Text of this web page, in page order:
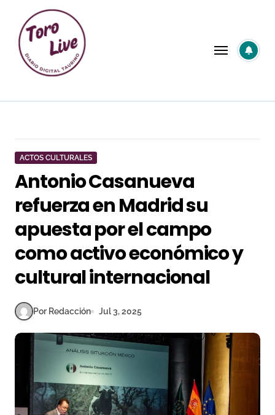
contenido
ACTOS CULTURALES
Antonio Casanueva
refuerza en Madrid su
apuesta por el campo
como activo económico y
cultural internacional
Por Redacción Jul 3, 2025